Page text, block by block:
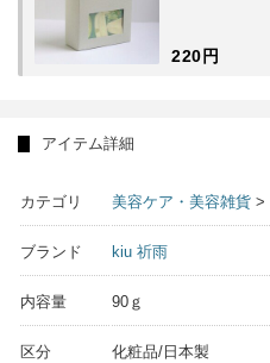
220円
アイテム詳細
カテゴリ 美容ケア・美容雑貨 >
ブランド kiu 祈雨
内容量 90ｇ
区分 化粧品/日本製